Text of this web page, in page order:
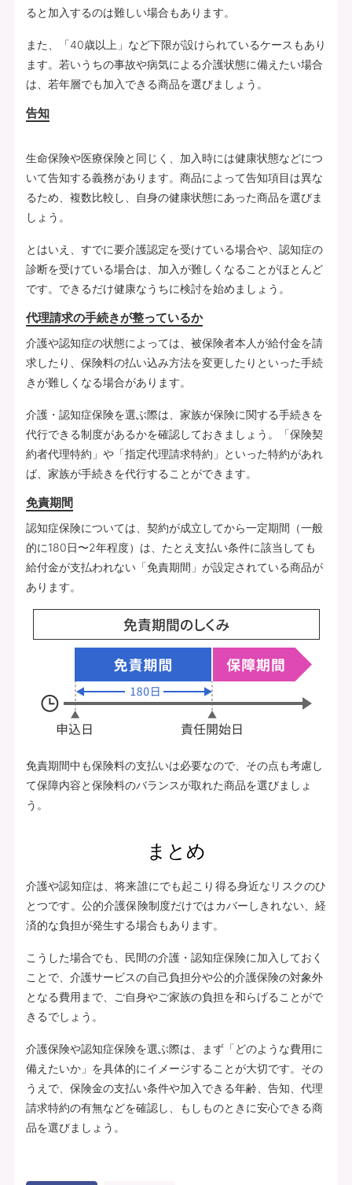
ると加入するのは難しい場合もあります。
また、「40歳以上」など下限が設けられているケースもあり
ます。若いうちの事故や病気による介護状態に備えたい場合
は、若年層でも加入できる商品を選びましょう。
告知
生命保険や医療保険と同じく、加入時には健康状態などにつ
いて告知する義務があります。商品によって告知項目は異な
るため、複数比較し、自身の健康状態にあった商品を選びま
しょう。
とはいえ、すでに要介護認定を受けている場合や、認知症の
診断を受けている場合は、加入が難しくなることがほとんど
です。できるだけ健康なうちに検討を始めましょう。
代理請求の手続きが整っているか
介護や認知症の状態によっては、被保険者本人が給付金を請
求したり、保険料の払い込み方法を変更したりといった手続
きが難しくなる場合があります。
介護・認知症保険を選ぶ際は、家族が保険に関する手続きを
代行できる制度があるかを確認しておきましょう。「保険契
約者代理特約」や「指定代理請求特約」といった特約があれ
ば、家族が手続きを代行することができます。
免責期間
認知症保険については、契約が成立してから一定期間（一般
的に180日〜2年程度）は、たとえ支払い条件に該当しても
給付金が支払われない「免責期間」が設定されている商品が
あります。
免責期間中も保険料の支払いは必要なので、その点も考慮し
て保障内容と保険料のバランスが取れた商品を選びましょ
う。
まとめ
介護や認知症は、将来誰にでも起こり得る身近なリスクのひ
とつです。公的介護保険制度だけではカバーしきれない、経
済的な負担が発生する場合もあります。
こうした場合でも、民間の介護・認知症保険に加入しておく
ことで、介護サービスの自己負担分や公的介護保険の対象外
となる費用まで、ご自身やご家族の負担を和らげることがで
きるでしょう。
介護保険や認知症保険を選ぶ際は、まず「どのような費用に
備えたいか」を具体的にイメージすることが大切です。その
うえで、保険金の支払い条件や加入できる年齢、告知、代理
請求特約の有無などを確認し、もしものときに安心できる商
品を選びましょう。